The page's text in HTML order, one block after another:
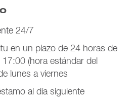
24/7
en un plazo de 24 horas de
17:00 (hora estándar del
lunes a viernes
al día siguiente